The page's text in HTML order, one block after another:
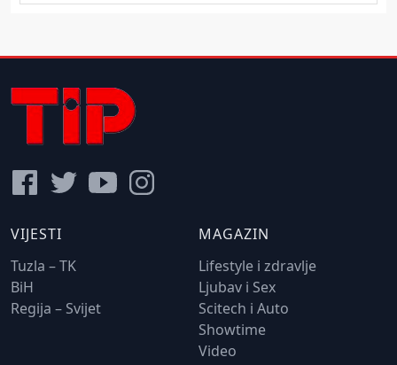
VIJESTI
Tuzla – TK
BiH
Regija – Svijet
MAGAZIN
Lifestyle i zdravlje
Ljubav i Sex
Scitech i Auto
Showtime
Video